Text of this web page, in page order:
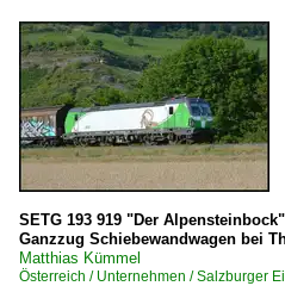
Wiesau (Oberpf)
Wittenberge
Wünsdorf-Waldstadt
Würzburg
Würzburg Hbf ·NWH·
Bahntechnische Anlagen
SETG 193 919 "Der
Ganzzug Schiebewandwagen bei
Matthias Kümmel
Österreich / Unternehmen / Salzburger